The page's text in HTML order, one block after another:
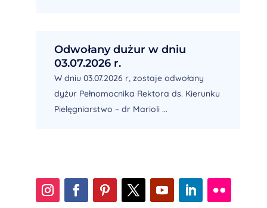
Odwołany dużur w dniu
03.07.2026 r.
W dniu 03.07.2026 r, zostaje odwołany
dyżur Pełnomocnika Rektora ds. Kierunku
Pielęgniarstwo – dr Marioli ...